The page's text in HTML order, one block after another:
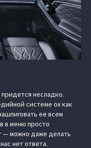
несладко.
системе ох как
ее всем
в меню просто
— можно даже делать
нет ответа.